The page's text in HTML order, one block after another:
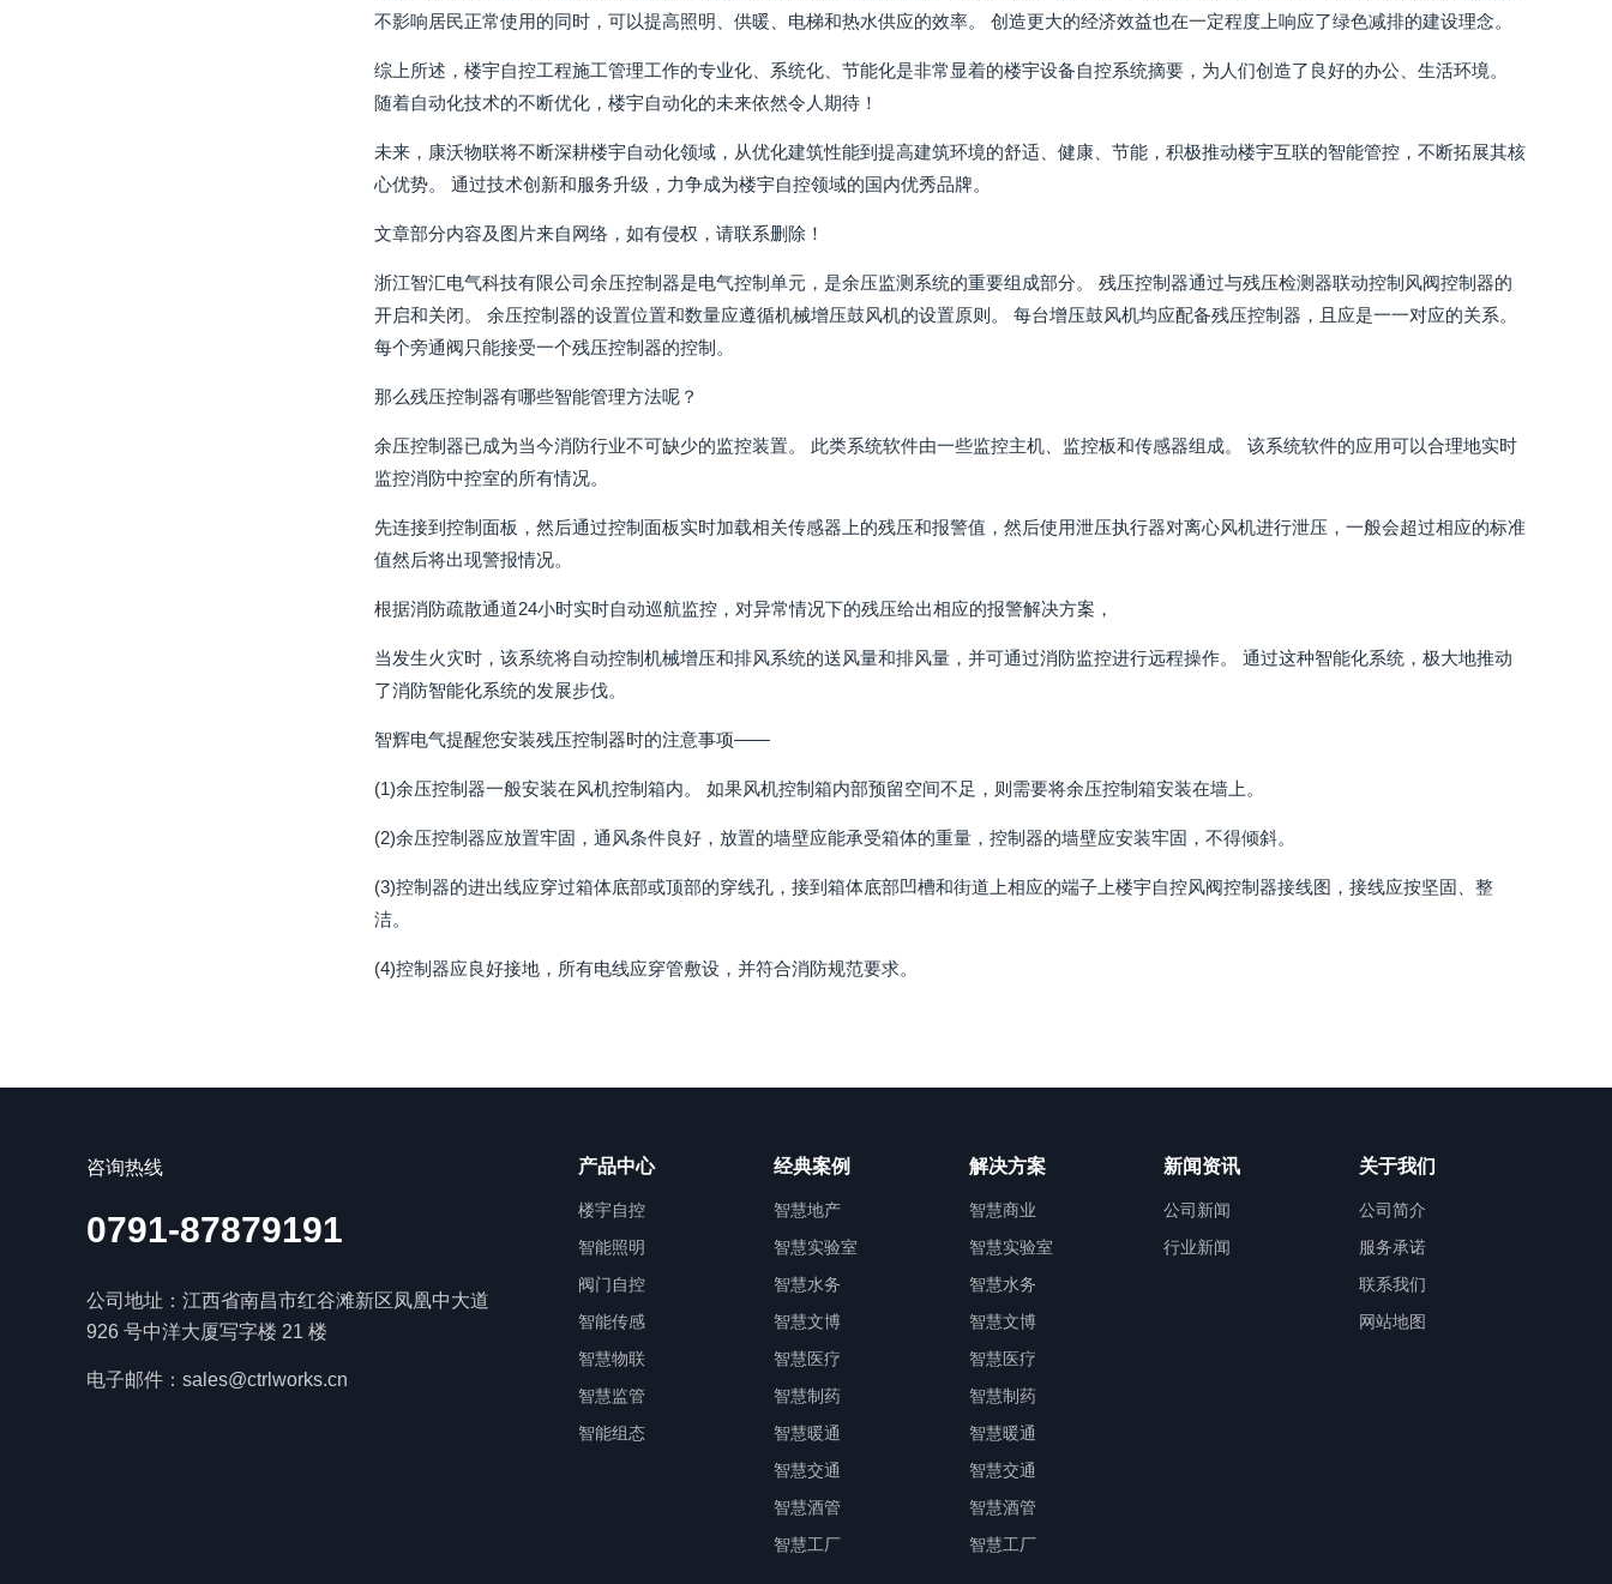
不影响居民正常使用的同时，可以提高照明、供暖、电梯和热水供应的效率。 创造更大的经济效益也在一定程度上响应了绿色减排的建设理念。
综上所述，楼宇自控工程施工管理工作的专业化、系统化、节能化是非常显着的楼宇设备自控系统摘要，为人们创造了良好的办公、生活环境。
随着自动化技术的不断优化，楼宇自动化的未来依然令人期待！
未来，康沃物联将不断深耕楼宇自动化领域，从优化建筑性能到提高建筑环境的舒适、健康、节能，积极推动楼宇互联的智能管控，不断拓展其核
心优势。 通过技术创新和服务升级，力争成为楼宇自控领域的国内优秀品牌。
文章部分内容及图片来自网络，如有侵权，请联系删除！
浙江智汇电气科技有限公司余压控制器是电气控制单元，是余压监测系统的重要组成部分。 残压控制器通过与残压检测器联动控制风阀控制器的
开启和关闭。 余压控制器的设置位置和数量应遵循机械增压鼓风机的设置原则。 每台增压鼓风机均应配备残压控制器，且应是一一对应的关系。
每个旁通阀只能接受一个残压控制器的控制。
那么残压控制器有哪些智能管理方法呢？
余压控制器已成为当今消防行业不可缺少的监控装置。 此类系统软件由一些监控主机、监控板和传感器组成。 该系统软件的应用可以合理地实时
监控消防中控室的所有情况。
先连接到控制面板，然后通过控制面板实时加载相关传感器上的残压和报警值，然后使用泄压执行器对离心风机进行泄压，一般会超过相应的标准
值然后将出现警报情况。
根据消防疏散通道24小时实时自动巡航监控，对异常情况下的残压给出相应的报警解决方案，
当发生火灾时，该系统将自动控制机械增压和排风系统的送风量和排风量，并可通过消防监控进行远程操作。 通过这种智能化系统，极大地推动
了消防智能化系统的发展步伐。
智辉电气提醒您安装残压控制器时的注意事项——
(1)余压控制器一般安装在风机控制箱内。 如果风机控制箱内部预留空间不足，则需要将余压控制箱安装在墙上。
(2)余压控制器应放置牢固，通风条件良好，放置的墙壁应能承受箱体的重量，控制器的墙壁应安装牢固，不得倾斜。
(3)控制器的进出线应穿过箱体底部或顶部的穿线孔，接到箱体底部凹槽和街道上相应的端子上楼宇自控风阀控制器接线图，接线应按坚固、整
洁。
(4)控制器应良好接地，所有电线应穿管敷设，并符合消防规范要求。
咨询热线
0791-87879191
公司地址：江西省南昌市红谷滩新区凤凰中大道
926 号中洋大厦写字楼 21 楼
电子邮件：sales@ctrlworks.cn
产品中心
楼宇自控
智能照明
阀门自控
智能传感
智慧物联
智慧监管
智能组态
经典案例
智慧地产
智慧实验室
智慧水务
智慧文博
智慧医疗
智慧制药
智慧暖通
智慧交通
智慧酒管
智慧工厂
解决方案
智慧商业
智慧实验室
智慧水务
智慧文博
智慧医疗
智慧制药
智慧暖通
智慧交通
智慧酒管
智慧工厂
新闻资讯
公司新闻
行业新闻
关于我们
公司简介
服务承诺
联系我们
网站地图